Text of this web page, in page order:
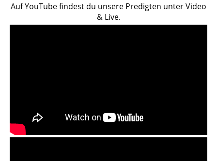
Auf YouTube findest du unsere Predigten unter Video
& Live.